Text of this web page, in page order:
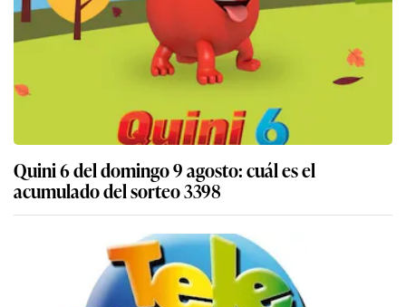
Quini 6 del domingo 9 agosto: cuál es el
acumulado del sorteo 3398